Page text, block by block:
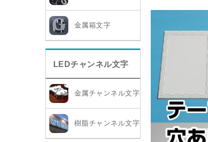
金属箱文字
LEDチャンネル文字
金属チャンネル文字
樹脂チャンネル文字